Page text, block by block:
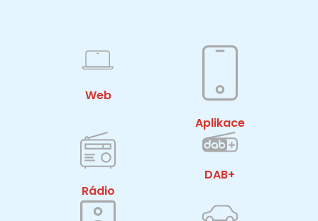
Web
Aplikace
Rádio
DAB+